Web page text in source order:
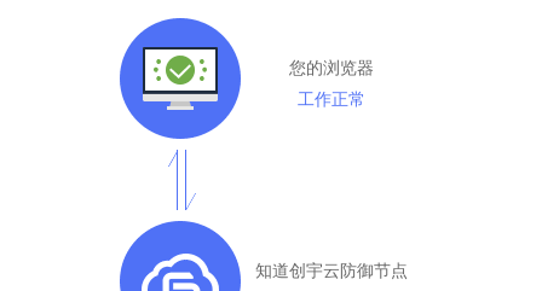
您的浏览器
工作正常
知道创宇云防御节点